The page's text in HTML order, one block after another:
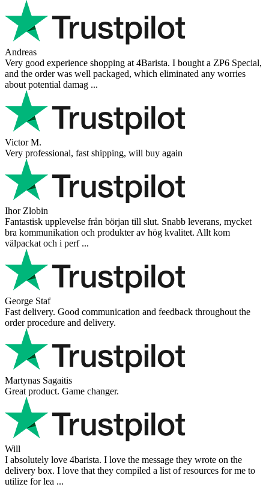
Andreas
Very good experience shopping at 4Barista. I bought a ZP6 Special,
and the order was well packaged, which eliminated any worries
about potential damag ...
Victor M.
Very professional, fast shipping, will buy again
Ihor Zlobin
Fantastisk upplevelse från början till slut. Snabb leverans, mycket
bra kommunikation och produkter av hög kvalitet. Allt kom
välpackat och i perf ...
George Staf
Fast delivery. Good communication and feedback throughout the
order procedure and delivery.
Martynas Sagaitis
Great product. Game changer.
Will
I absolutely love 4barista. I love the message they wrote on the
delivery box. I love that they compiled a list of resources for me to
utilize for lea ...